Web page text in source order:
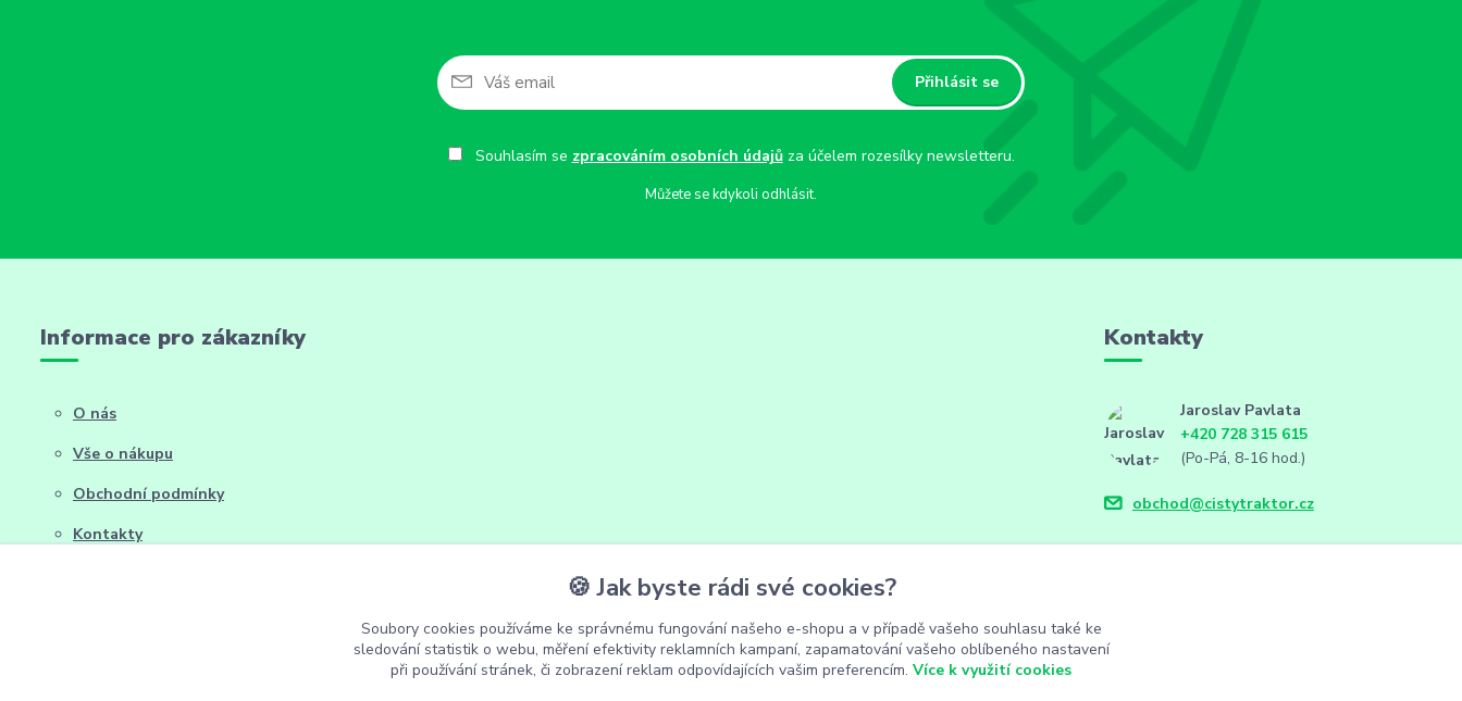
Přihlásit se
Souhlasím se zpracováním osobních údajůza účelem rozesílky newsletteru.
Můžete se kdykoli odhlásit.
Informace pro zákazníky
O nás
Vše o nákupu
Obchodní podmínky
Kontakty
Kontakty
Jaroslav Pavlata
+420 728 315 615
(Po-Pá, 8-16 hod.)
obchod@cistytraktor.cz
🍪 Jak byste rádi své cookies?
Soubory cookies používáme ke správnému fungování našeho e-shopu a v případě vašeho souhlasu také ke
sledování statistik o webu, měření efektivity reklamních kampaní, zapamatování vašeho oblíbeného nastavení
při používání stránek, či zobrazení reklam odpovídajících vašim preferencím. Více k využití cookies